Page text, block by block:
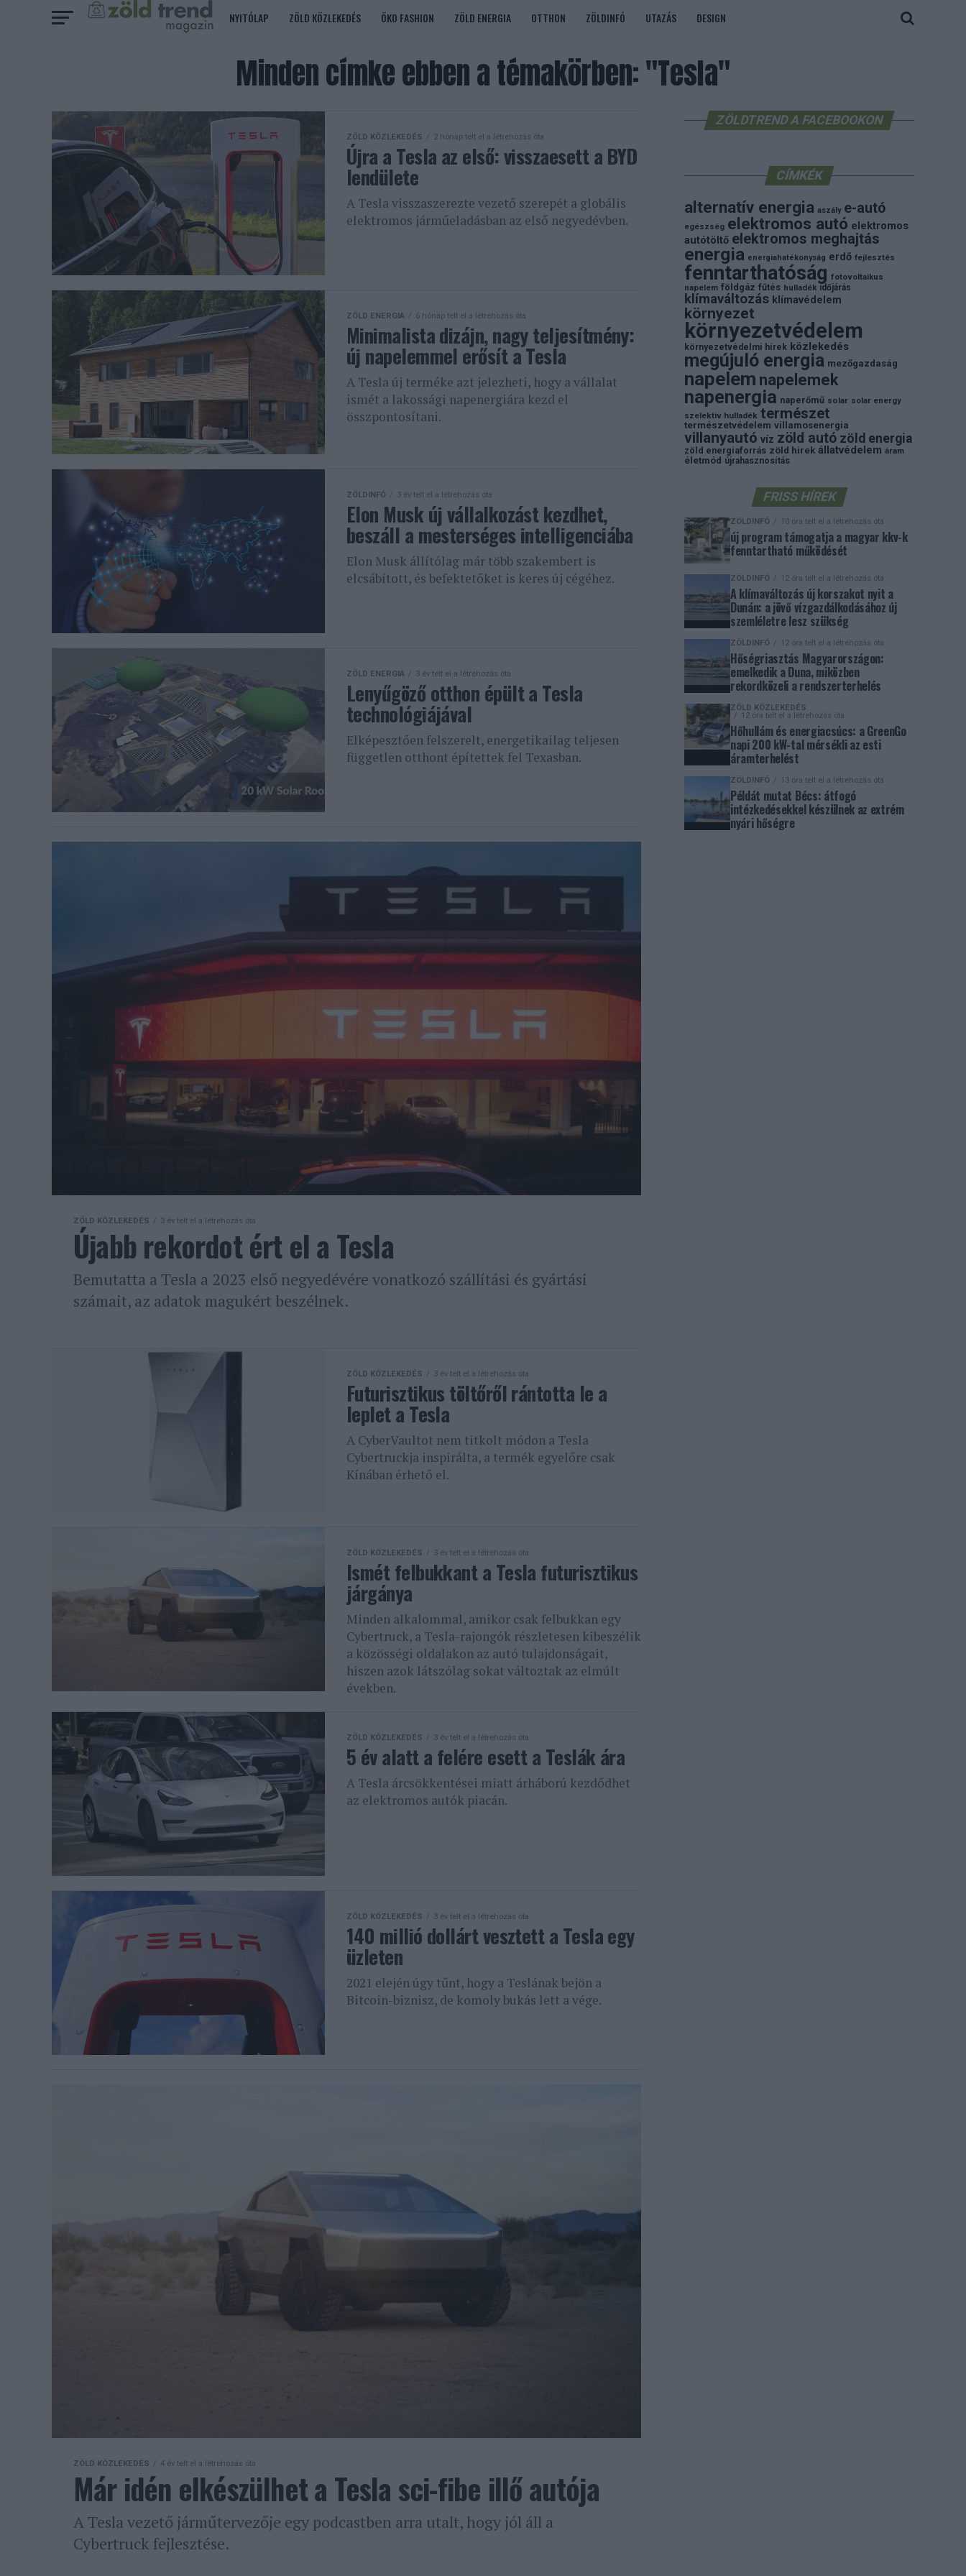
NYITÓLAP ZÖLD KÖZLEKEDÉS ÖKO FASHION ZÖLD ENERGIA OTTHON ZÖLDINFÓ UTAZÁS DESIGN
Minden címke ebben a témakörben: "Tesla"
ZÖLD KÖZLEKEDÉS 2 hónap telt el a létrehozás óta
Újra a Tesla az első: visszaesett a BYD
lendülete
A Tesla visszaszerezte vezető szerepét a globális
elektromos járműeladásban az első negyedévben.
ZÖLD ENERGIA 6 hónap telt el a létrehozás óta
Minimalista dizájn, nagy teljesítmény:
új napelemmel erősít a Tesla
A Tesla új terméke azt jelezheti, hogy a vállalat
ismét a lakossági napenergiára kezd el
összpontosítani.
ZÖLDINFÓ 3 év telt el a létrehozás óta
Elon Musk új vállalkozást kezdhet,
beszáll a mesterséges intelligenciába
Elon Musk állítólag már több szakembert is
elcsábított, és befektetőket is keres új cégéhez.
ZÖLD ENERGIA 3 év telt el a létrehozás óta
Lenyűgöző otthon épült a Tesla
technológiájával
Elképesztően felszerelt, energetikailag teljesen
független otthont építettek fel Texasban.
ZÖLD KÖZLEKEDÉS 3 év telt el a létrehozás óta
Újabb rekordot ért el a Tesla
Bemutatta a Tesla a 2023 első negyedévére vonatkozó szállítási és gyártási
számait, az adatok magukért beszélnek.
ZÖLD KÖZLEKEDÉS 3 év telt el a létrehozás óta
Futurisztikus töltőről rántotta le a
leplet a Tesla
A CyberVaultot nem titkolt módon a Tesla
Cybertruckja inspirálta, a termék egyelőre csak
Kínában érhető el.
ZÖLD KÖZLEKEDÉS 3 év telt el a létrehozás óta
Ismét felbukkant a Tesla futurisztikus
járgánya
Minden alkalommal, amikor csak felbukkan egy
Cybertruck, a Tesla-rajongók részletesen kibeszélik
a közösségi oldalakon az autó tulajdonságait,
hiszen azok látszólag sokat változtak az elmúlt
években.
ZÖLD KÖZLEKEDÉS 3 év telt el a létrehozás óta
5 év alatt a felére esett a Teslák ára
A Tesla árcsökkentései miatt árháború kezdődhet
az elektromos autók piacán.
ZÖLD KÖZLEKEDÉS 3 év telt el a létrehozás óta
140 millió dollárt vesztett a Tesla egy
üzleten
2021 elején úgy tűnt, hogy a Teslának bejön a
Bitcoin-biznisz, de komoly bukás lett a vége.
ZÖLD KÖZLEKEDÉS 4 év telt el a létrehozás óta
Már idén elkészülhet a Tesla sci-fibe illő autója
A Tesla vezető járműtervezője egy podcastben arra utalt, hogy jól áll a
Cybertruck fejlesztése.
ZÖLDTREND A FACEBOOKON
CÍMKÉK
alternatív energia aszály e-autó
egészség elektromos autó elektromos
autótöltő elektromos meghajtás
energia energiahatékonyság erdő fejlesztés
fenntarthatóság fotovoltaikus
napelem földgáz fűtés hulladék időjárás
klímaváltozás klímavédelem
környezet
környezetvédelem
környezetvédelmi hírek közlekedés
megújuló energia mezőgazdaság
napelem napelemek
napenergia naperőmű solar solar energy
szelektiv hulladék természet
természetvédelem villamosenergia
villanyautó víz zöld autó zöld energia
zöld energiaforrás zöld hirek állatvédelem áram
életmód újrahasznosítás
FRISS HÍREK
ZÖLDINFÓ 10 óra telt el a létrehozás óta
új program támogatja a magyar kkv-k
fenntartható működését
ZÖLDINFÓ 12 óra telt el a létrehozás óta
A klímaváltozás új korszakot nyit a
Dunán: a jövő vízgazdálkodásához új
szemléletre lesz szükség
ZÖLDINFÓ 12 óra telt el a létrehozás óta
Hőségriasztás Magyarországon:
emelkedik a Duna, miközben
rekordközeli a rendszerterhelés
ZÖLD KÖZLEKEDÉS
12 óra telt el a létrehozás óta
Hőhullám és energiacsúcs: a GreenGo
napi 200 kW-tal mérsékli az esti
áramterhelést
ZÖLDINFÓ 13 óra telt el a létrehozás óta
Példát mutat Bécs: átfogó
intézkedésekkel készülnek az extrém
nyári hőségre